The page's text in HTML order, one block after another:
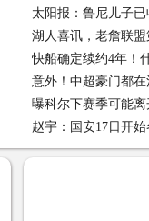
15
太阳报：鲁尼儿子
07
湖人喜讯，老詹联盟
快船确定续约4年！
意外！中超豪门都
01-26
曝科尔下赛季可能
01-26
赵宇：国安17日开
21